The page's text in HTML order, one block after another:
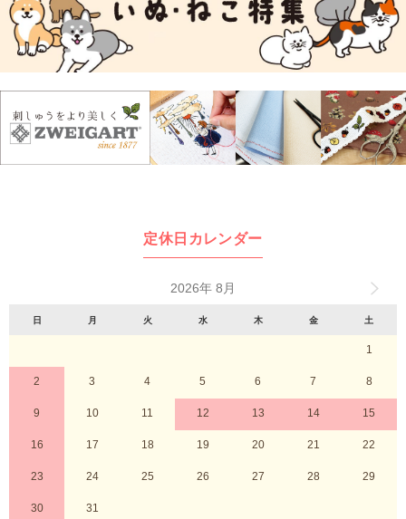
定休日カレンダー
2026年 8月
日 月 火 水 木 金 土
1
2 3 4 5 6 7 8
9 10 11 12 13 14 15
16 17 18 19 20 21 22
23 24 25 26 27 28 29
30 31